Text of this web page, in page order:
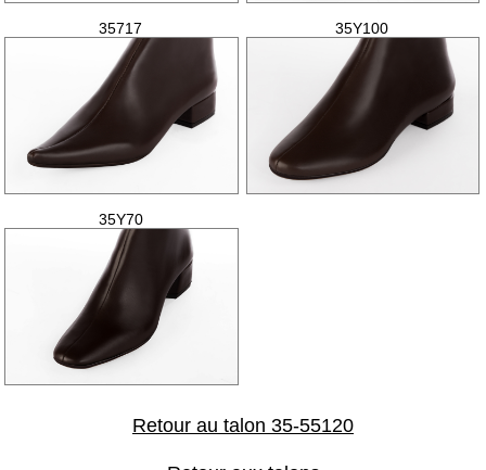
35717 35Y100
35Y70
Retour au talon 35-55120